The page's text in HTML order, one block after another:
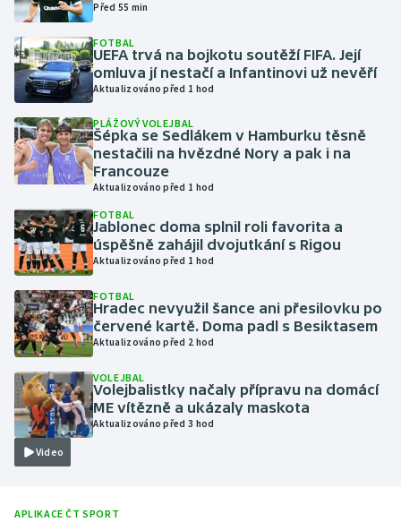
Házená
Jezdectví
Judo
Krasobruslení
Lyže a snowboard
Moderní pětiboj
Motorsport
Parasport
Plavání
Před 55 min
FOTBAL
UEFA trvá na bojkotu soutěží FIFA. Její
omluva jí nestačí a Infantinovi už nevěří
Aktualizováno před 1 hod
PLÁŽOVÝ VOLEJBAL
Šépka se Sedlákem v Hamburku těsně
nestačili na hvězdné Nory a pak i na
Francouze
Aktualizováno před 1 hod
FOTBAL
Jablonec doma splnil roli favorita a
úspěšně zahájil dvojutkání s Rigou
Aktualizováno před 1 hod
FOTBAL
Hradec nevyužil šance ani přesilovku po
červené kartě. Doma padl s Besiktasem
Aktualizováno před 2 hod
Video
VOLEJBAL
Volejbalistky načaly přípravu na domácí
ME vítězně a ukázaly maskota
Aktualizováno před 3 hod
APLIKACE ČT SPORT